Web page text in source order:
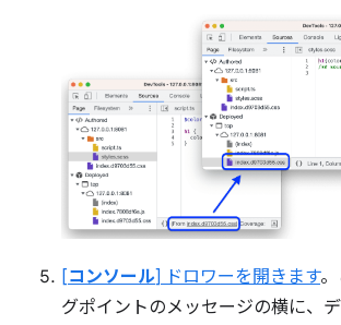
[コンソール] ドロワーを開きます
グポイントのメッセージの横に、